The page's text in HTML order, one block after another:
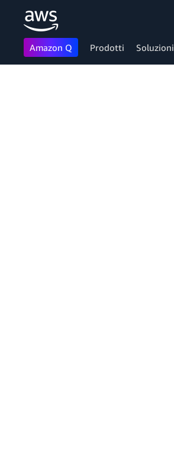
Amazon Q Prodotti Soluzioni